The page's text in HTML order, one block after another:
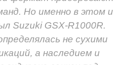
Но именно в этом и
Suzuki GSX-R1000R.
не сухими
а наследием и